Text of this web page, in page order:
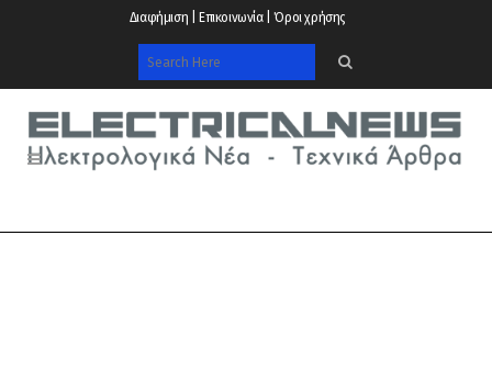
Διαφήμιση | Επικοινωνία | Όροι χρήσης